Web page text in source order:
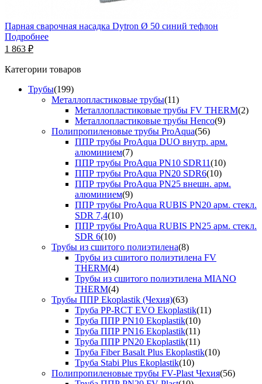
Парная сварочная насадка Dytron Ø 50 синий тефлон
Подробнее
1 863 ₽
Категории товаров
Трубы(199)
Металлопластиковые трубы(11)
Металлопластиковые трубы FV THERM(2)
Металлопластиковые трубы Henco(9)
Полипропиленовые трубы ProAqua(56)
ППР трубы ProAqua DUO внутр. арм.
алюминием(7)
ППР трубы ProAqua PN10 SDR11(10)
ППР трубы ProAqua PN20 SDR6(10)
ППР трубы ProAqua PN25 внешн. арм.
алюминием(9)
ППР трубы ProAqua RUBIS PN20 арм. стекл.
SDR 7,4(10)
ППР трубы ProAqua RUBIS PN25 арм. стекл.
SDR 6(10)
Трубы из сшитого полиэтилена(8)
Трубы из сшитого полиэтилена FV
THERM(4)
Трубы из сшитого полиэтилена MIANO
THERM(4)
Трубы ППР Ekoplastik (Чехия)(63)
Труба PP-RCT EVO Ekoplastik(11)
Труба ППР PN10 Ekoplastik(10)
Труба ППР PN16 Ekoplastik(11)
Труба ППР PN20 Ekoplastik(11)
Труба Fiber Basalt Plus Ekoplastik(10)
Труба Stabi Plus Ekoplastik(10)
Полипропиленовые трубы FV-Plast Чехия(56)